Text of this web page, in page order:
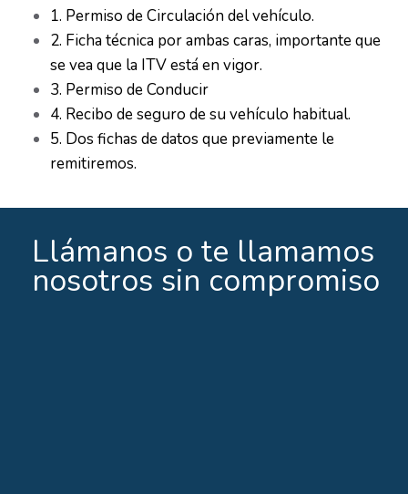
1. Permiso de Circulación del vehículo.
2. Ficha técnica por ambas caras, importante que
se vea que la ITV está en vigor.
3. Permiso de Conducir
4. Recibo de seguro de su vehículo habitual.
5. Dos fichas de datos que previamente le
remitiremos.
Llámanos o te llamamos
nosotros sin compromiso